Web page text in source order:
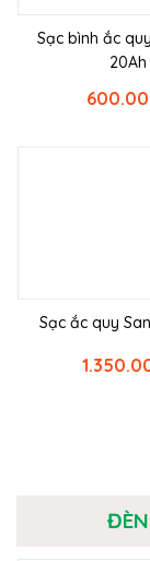
Sạc bình ắc
20Ah
Sạc ắc quy